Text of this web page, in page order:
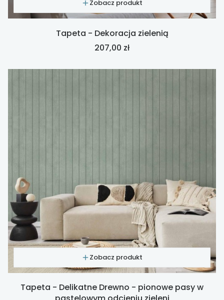
Zobacz produkt
Tapeta - Dekoracja zielenią
Cena
207,00 zł
Zobacz produkt
Tapeta - Delikatne Drewno - pionowe pasy w